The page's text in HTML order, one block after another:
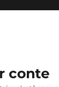
conte